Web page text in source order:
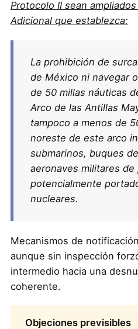
Protocolo II sean
Adicional que establezca:
La prohibición de
de México ni navegar
de 50 millas náuticas
Arco de las Antillas
tampoco a menos de
noreste de este arco
submarinos, buques
aeronaves militares
potencialmente
nucleares.
Mecanismos de
aunque sin inspección
intermedio hacia una
coherente.
Objeciones previsibles